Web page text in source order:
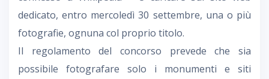
dedicato, entro mercoledì 30 settembre, una o più
fotografie, ognuna col proprio titolo.
Il regolamento del concorso prevede che sia
possibile fotografare solo i monumenti e siti